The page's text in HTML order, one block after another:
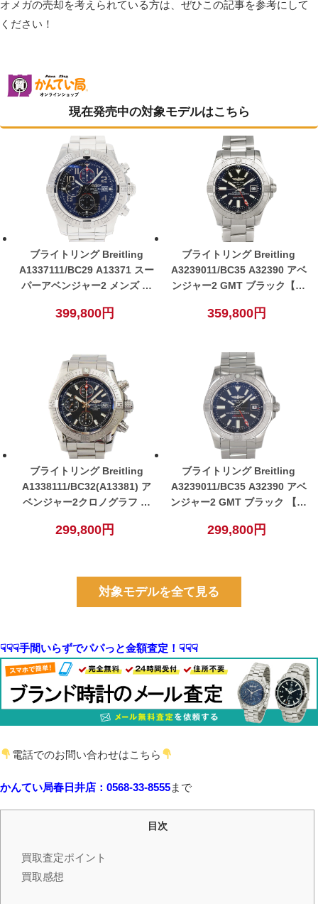
オメガの売却を考えられている方は、ぜひこの記事を参考にして
ください！
現在発売中の対象モデルはこちら
ブライトリング Breitling
A1337111/BC29 A13371 スー
パーアベンジャー2 メンズ 自
古】
399,800円
ブライトリング Breitling
A3239011/BC35 A32390 アベ
ンジャー2 GMT ブラック【中
359,800円
ブライトリング Breitling
A1338111/BC32(A13381) ア
ベンジャー2クロノグラフ メ
ク【中古】
299,800円
ブライトリング Breitling
A3239011/BC35 A32390 アベ
ンジャー2 GMT ブラック 【中
299,800円
対象モデルを全て見る
☟☟☟手間いらずでパパっと金額査定！☟☟☟
電話でのお問い合わせはこちら
かんてい局春日井店：0568-33-8555まで
目次
買取査定ポイント
買取感想